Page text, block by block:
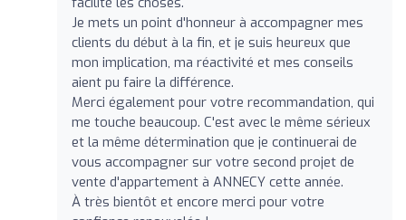
Je mets un point d'honneur à accompagner mes
clients du début à la fin, et je suis heureux que
mon implication, ma réactivité et mes conseils
aient pu faire la différence.
Merci également pour votre recommandation, qui
me touche beaucoup. C'est avec le même sérieux
et la même détermination que je continuerai de
vous accompagner sur votre second projet de
vente d'appartement à ANNECY cette année.
À très bientôt et encore merci pour votre